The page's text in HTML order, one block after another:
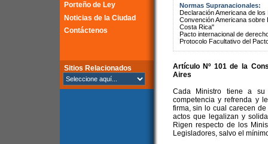
Porteño de Ley
Noticias de la Ciudad
Contáctenos
Sitios Relacionados
Normas Supranacionales:
Declaración Americana de
Convención Americana
Costa Rica"
Pacto internacional de
Protocolo Facultativo del
Artículo Nº 101 de la
Aires
Cada Ministro tiene a
competencia y refrenda y
firma, sin lo cual carecen
actos que legalizan y
Rigen respecto de los
Legisladores, salvo el